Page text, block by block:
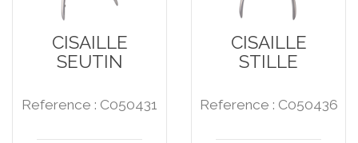
CISAILLE
SEUTIN
Reference : C050431
CISAILLE
STILLE
Reference : C050436